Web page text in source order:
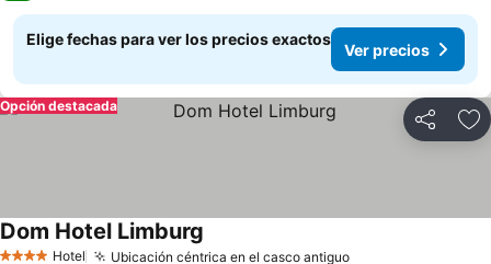
Elige fechas para ver los precios exactos
Ver precios
Compartir
Opción destacada
Hotel Ubicación céntrica en el casco antiguo
Dom Hotel Limburg